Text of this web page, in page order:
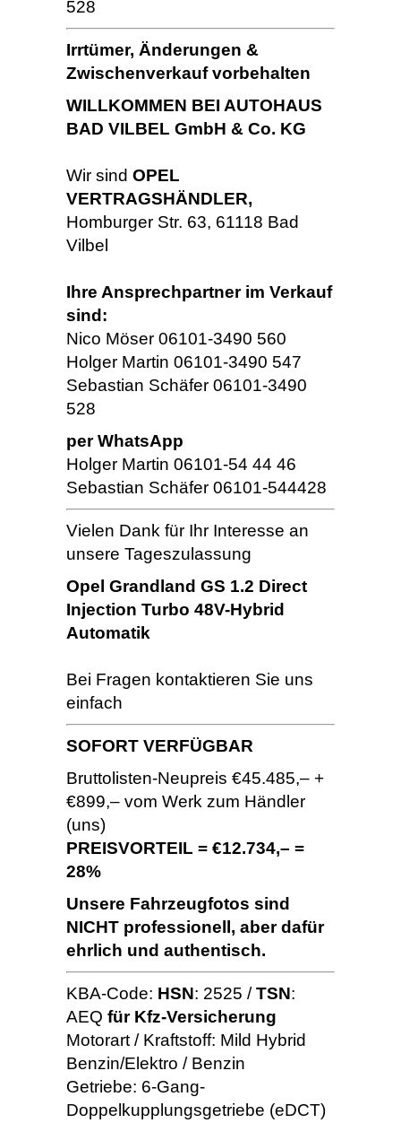
528
Irrtümer, Änderungen &
Zwischenverkauf vorbehalten
WILLKOMMEN BEI AUTOHAUS
BAD VILBEL GmbH & Co. KG
Wir sind OPEL
VERTRAGSHÄNDLER,
Homburger Str. 63, 61118 Bad
Vilbel
Ihre Ansprechpartner im Verkauf
sind:
Nico Möser 06101-3490 560
Holger Martin 06101-3490 547
Sebastian Schäfer 06101-3490
528
per WhatsApp
Holger Martin 06101-54 44 46
Sebastian Schäfer 06101-544428
Vielen Dank für Ihr Interesse an
unsere Tageszulassung
Opel Grandland GS 1.2 Direct
Injection Turbo 48V-Hybrid
Automatik
Bei Fragen kontaktieren Sie uns
einfach
SOFORT VERFÜGBAR
Bruttolisten-Neupreis €45.485,– +
€899,– vom Werk zum Händler
(uns)
PREISVORTEIL = €12.734,– =
28%
Unsere Fahrzeugfotos sind
NICHT professionell, aber dafür
ehrlich und authentisch.
KBA-Code: HSN: 2525 /TSN:
AEQ für Kfz-Versicherung
Motorart / Kraftstoff: Mild Hybrid
Benzin/Elektro / Benzin
Getriebe: 6-Gang-
Doppelkupplungsgetriebe (eDCT)